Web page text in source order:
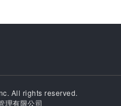
All rights reserved.
理有限公司